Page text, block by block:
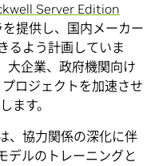
Server Edition
提供し、国内メーカー
るよう計画していま
大企業、政府機関向け
ロジェクトを加速させ
ます。
、協力関係の深化に伴
デルのトレーニングと